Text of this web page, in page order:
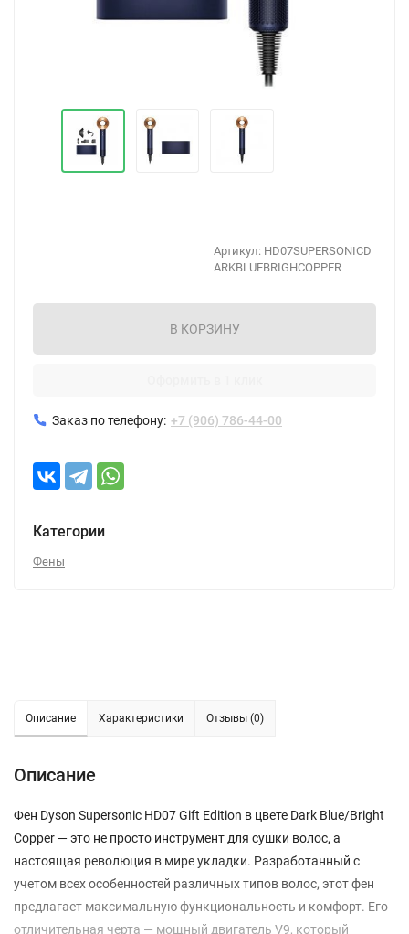
Артикул: HD07SUPERSONICD
ARKBLUEBRIGHCOPPER
В КОРЗИНУ
Заказ по телефону: +7 (906) 786-44-00
Категории
Фены
Описание Характеристики Отзывы (0)
Описание
Фен Dyson Supersonic HD07 Gift Edition в цвете Dark Blue/Bright
Copper — это не просто инструмент для сушки волос, а
настоящая революция в мире укладки. Разработанный с
учетом всех особенностей различных типов волос, этот фен
предлагает максимальную функциональность и комфорт. Его
отличительная черта — мощный двигатель V9, который